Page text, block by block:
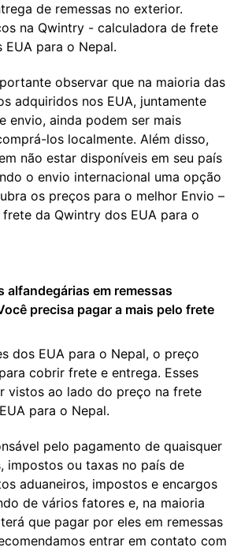
de remessas no exterior.
na Qwintry - calculadora de frete
para o Nepal.
observar que na maioria das
adquiridos nos EUA, juntamente
envio, ainda podem ser mais
los localmente. Além disso,
não estar disponíveis em seu país
o envio internacional uma opção
os preços para o melhor Envio –
da Qwintry dos EUA para o
alfandegárias em remessas
precisa pagar a mais pelo frete
dos EUA para o Nepal, o preço
cobrir frete e entrega. Esses
vistos ao lado do preço na frete
para o Nepal.
pelo pagamento de quaisquer
impostos ou taxas no país de
aduaneiros, impostos e encargos
de vários fatores e, na maioria
que pagar por eles em remessas
entrar em contato com